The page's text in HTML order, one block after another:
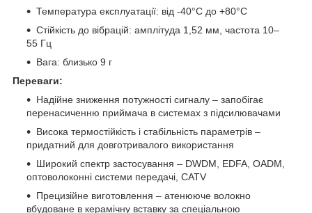
Температура експлуатації: від -40°C до +80°C
Стійкість до вібрацій: амплітуда 1,52 мм, частота 10–
55 Гц
Вага: близько 9 г
Переваги:
​Надійне зниження потужності сигналу – запобігає
перенасиченню приймача в системах з підсилювачами
Висока термостійкість і стабільність параметрів –
придатний для довготривалого використання
​Широкий спектр застосування – DWDM, EDFA, OADM,
оптоволоконні системи передачі, CATV
Прецизійне виготовлення – атенююче волокно
вбудоване в керамічну вставку за спеціальною